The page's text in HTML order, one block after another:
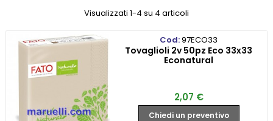
Visualizzati 1-4 su 4 articoli
Cod:97ECO33
Tovaglioli 2v 50pz Eco 33x33
Econatural
Prezzo
2,07 €
Chiedi un preventivo